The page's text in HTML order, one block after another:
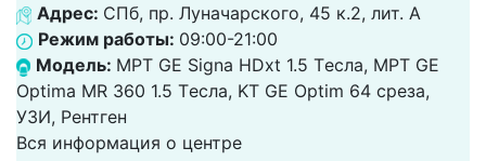
Адрес: СПб, пр. Луначарского, 45 к.2, лит. А
Режим работы: 09:00-21:00
Модель: МРТ GE Signa HDxt 1.5 Tесла, МРТ GE
Optima MR 360 1.5 Tесла, KT GE Optim 64 среза,
УЗИ, Рентген
Вся информация о центре